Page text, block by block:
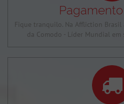
Fique tranquilo. Na Affliction
da Comodo - Líder Mundial